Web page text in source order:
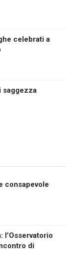
celebrati a
saggezza
consapevole
l’Osservatorio
di